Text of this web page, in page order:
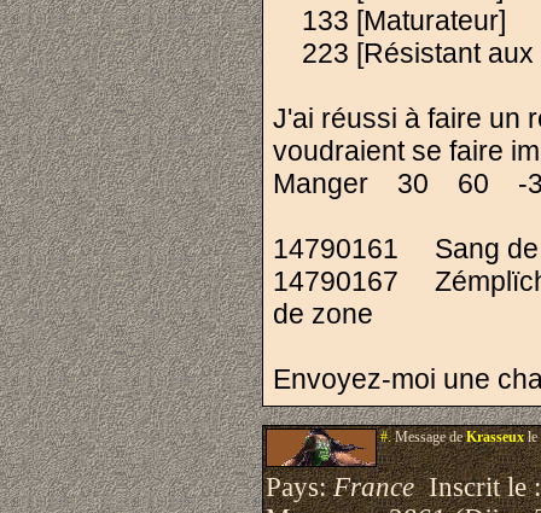
133 [Maturateur]
223 [Résistant aux
J'ai réussi à faire un
voudraient se faire
Manger 30 60 -
14790161 Sang
14790167
de zone
Envoyez-moi une
#.Message deKrasseuxle
Pays:FranceInscrit le